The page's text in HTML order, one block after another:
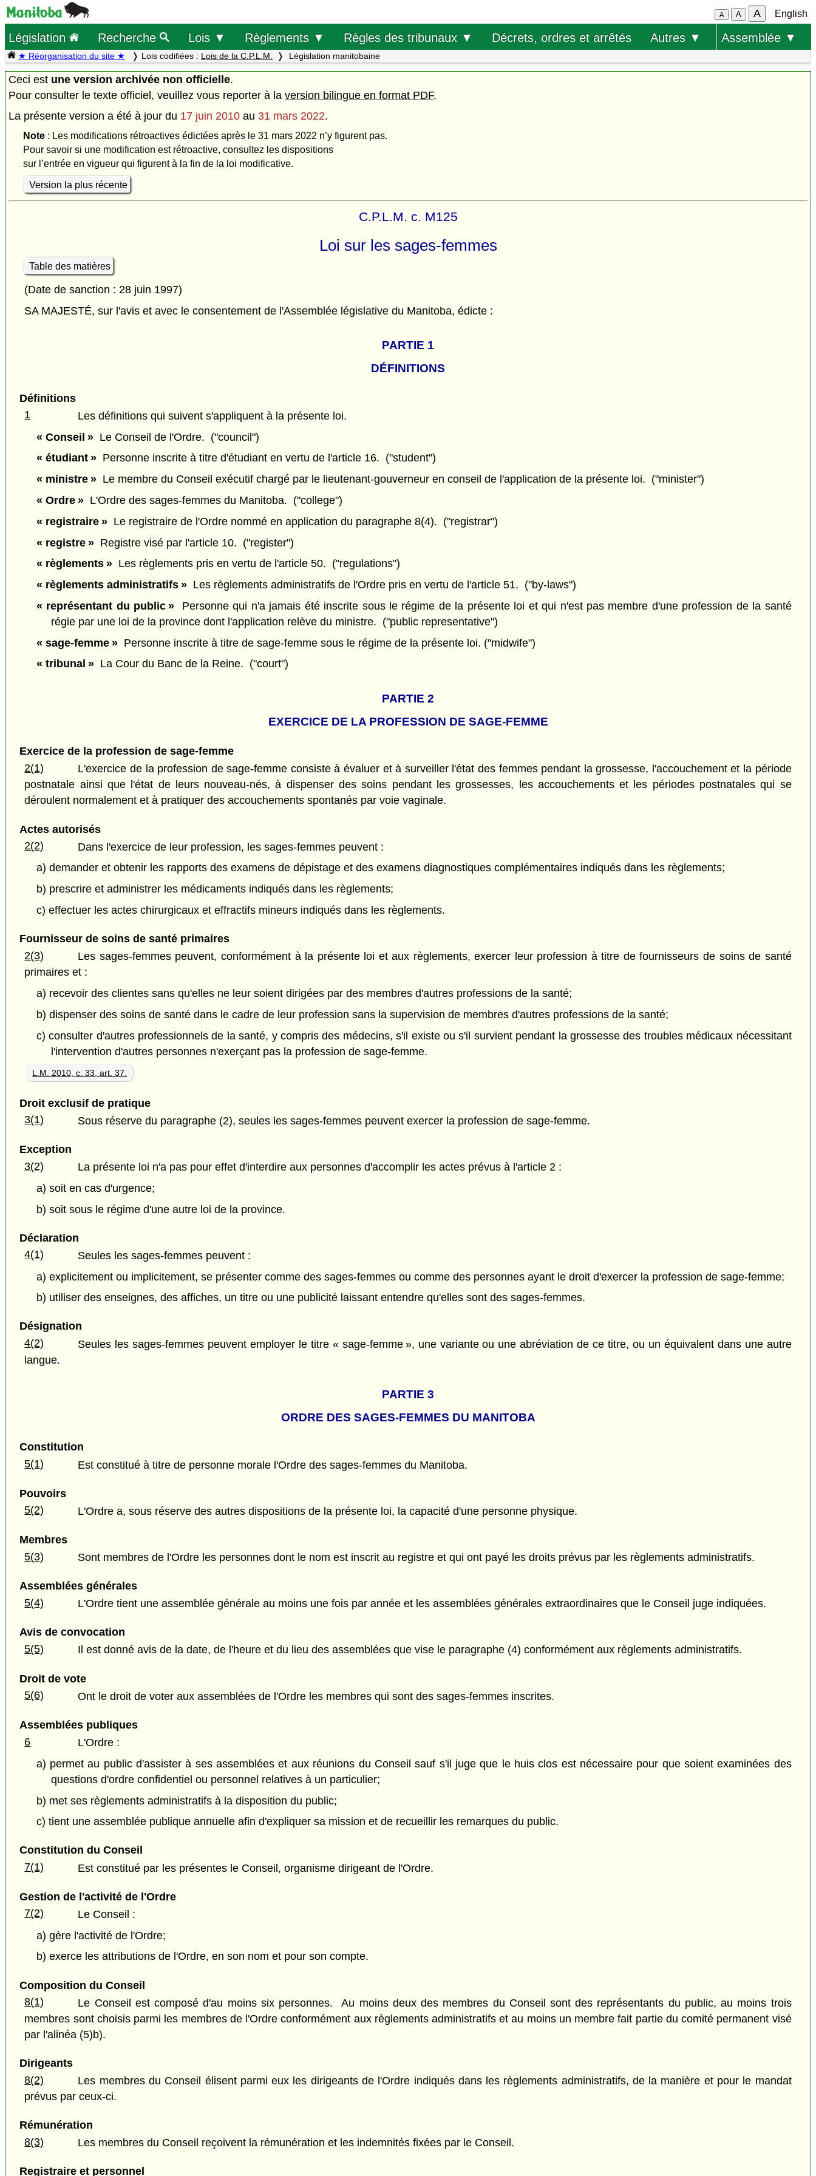
A A A English
Législation Recherche Lois ▼ Règlements ▼ Règles des tribunaux ▼ Décrets, ordres et arrêtés Autres ▼ Assemblée ▼
★ Réorganisation du site ★ Lois codifiées : Lois de la C.P.L.M. Législation manitobaine
Ceci est une version archivée non officielle.
Pour consulter le texte officiel, veuillez vous reporter à la version bilingue en format PDF.
La présente version a été à jour du 17 juin 2010 au 31 mars 2022.
Note: Les modifications rétroactives édictées après le 31 mars 2022 n’y figurent pas.
Pour savoir si une modification est rétroactive, consultez les dispositions
sur l’entrée en vigueur qui figurent à la fin de la loi modificative.
Version la plus récente
C.P.L.M. c. M125
Loi sur les sages-femmes
Table des matières
(Date de sanction : 28 juin 1997)
SA MAJESTÉ, sur l'avis et avec le consentement de l'Assemblée législative du Manitoba, édicte :
PARTIE 1
DÉFINITIONS
Définitions
1
Les définitions qui suivent s'appliquent à la présente loi.
« Conseil »Le Conseil de l'Ordre. ("council")
« étudiant »Personne inscrite à titre d'étudiant en vertu de l'article 16. ("student")
« ministre »Le membre du Conseil exécutif chargé par le lieutenant-gouverneur en conseil de l'application de la présente loi. ("minister")
« Ordre »L'Ordre des sages-femmes du Manitoba. ("college")
« registraire »Le registraire de l'Ordre nommé en application du paragraphe 8(4). ("registrar")
« registre »Registre visé par l'article 10. ("register")
« règlements »Les règlements pris en vertu de l'article 50. ("regulations")
« règlements administratifs »Les règlements administratifs de l'Ordre pris en vertu de l'article 51. ("by-laws")
« représentant du public » Personne qui n'a jamais été inscrite sous le régime de la présente loi et qui n'est pas membre d'une profession de la santé
régie par une loi de la province dont l'application relève du ministre. ("public representative")
« sage-femme »Personne inscrite à titre de sage-femme sous le régime de la présente loi. ("midwife")
« tribunal »La Cour du Banc de la Reine. ("court")
PARTIE 2
EXERCICE DE LA PROFESSION DE SAGE-FEMME
Exercice de la profession de sage-femme
2(1)
L'exercice de la profession de sage-femme consiste à évaluer et à surveiller l'état des femmes pendant la grossesse, l'accouchement et la période
postnatale ainsi que l'état de leurs nouveau-nés, à dispenser des soins pendant les grossesses, les accouchements et les périodes postnatales qui se
déroulent normalement et à pratiquer des accouchements spontanés par voie vaginale.
Actes autorisés
2(2)
Dans l'exercice de leur profession, les sages-femmes peuvent :
a) demander et obtenir les rapports des examens de dépistage et des examens diagnostiques complémentaires indiqués dans les règlements;
b) prescrire et administrer les médicaments indiqués dans les règlements;
c) effectuer les actes chirurgicaux et effractifs mineurs indiqués dans les règlements.
Fournisseur de soins de santé primaires
2(3)
Les sages-femmes peuvent, conformément à la présente loi et aux règlements, exercer leur profession à titre de fournisseurs de soins de santé
primaires et :
a) recevoir des clientes sans qu'elles ne leur soient dirigées par des membres d'autres professions de la santé;
b) dispenser des soins de santé dans le cadre de leur profession sans la supervision de membres d'autres professions de la santé;
c) consulter d'autres professionnels de la santé, y compris des médecins, s'il existe ou s'il survient pendant la grossesse des troubles médicaux nécessitant
l'intervention d'autres personnes n'exerçant pas la profession de sage-femme.
L.M. 2010, c. 33, art. 37.
Droit exclusif de pratique
3(1)
Sous réserve du paragraphe (2), seules les sages-femmes peuvent exercer la profession de sage-femme.
Exception
3(2)
La présente loi n'a pas pour effet d'interdire aux personnes d'accomplir les actes prévus à l'article 2 :
a) soit en cas d'urgence;
b) soit sous le régime d'une autre loi de la province.
Déclaration
4(1)
Seules les sages-femmes peuvent :
a) explicitement ou implicitement, se présenter comme des sages-femmes ou comme des personnes ayant le droit d'exercer la profession de sage-femme;
b) utiliser des enseignes, des affiches, un titre ou une publicité laissant entendre qu'elles sont des sages-femmes.
Désignation
4(2)
Seules les sages-femmes peuvent employer le titre « sage-femme », une variante ou une abréviation de ce titre, ou un équivalent dans une autre
langue.
PARTIE 3
ORDRE DES SAGES-FEMMES DU MANITOBA
Constitution
5(1)
Est constitué à titre de personne morale l'Ordre des sages-femmes du Manitoba.
Pouvoirs
5(2)
L'Ordre a, sous réserve des autres dispositions de la présente loi, la capacité d'une personne physique.
Membres
5(3)
Sont membres de l'Ordre les personnes dont le nom est inscrit au registre et qui ont payé les droits prévus par les règlements administratifs.
Assemblées générales
5(4)
L'Ordre tient une assemblée générale au moins une fois par année et les assemblées générales extraordinaires que le Conseil juge indiquées.
Avis de convocation
5(5)
Il est donné avis de la date, de l'heure et du lieu des assemblées que vise le paragraphe (4) conformément aux règlements administratifs.
Droit de vote
5(6)
Ont le droit de voter aux assemblées de l'Ordre les membres qui sont des sages-femmes inscrites.
Assemblées publiques
6
L'Ordre :
a) permet au public d'assister à ses assemblées et aux réunions du Conseil sauf s'il juge que le huis clos est nécessaire pour que soient examinées des
questions d'ordre confidentiel ou personnel relatives à un particulier;
b) met ses règlements administratifs à la disposition du public;
c) tient une assemblée publique annuelle afin d'expliquer sa mission et de recueillir les remarques du public.
Constitution du Conseil
7(1)
Est constitué par les présentes le Conseil, organisme dirigeant de l'Ordre.
Gestion de l'activité de l'Ordre
7(2)
Le Conseil :
a) gère l'activité de l'Ordre;
b) exerce les attributions de l'Ordre, en son nom et pour son compte.
Composition du Conseil
8(1)
Le Conseil est composé d'au moins six personnes. Au moins deux des membres du Conseil sont des représentants du public, au moins trois
membres sont choisis parmi les membres de l'Ordre conformément aux règlements administratifs et au moins un membre fait partie du comité permanent visé
par l'alinéa (5)b).
Dirigeants
8(2)
Les membres du Conseil élisent parmi eux les dirigeants de l'Ordre indiqués dans les règlements administratifs, de la manière et pour le mandat
prévus par ceux-ci.
Rémunération
8(3)
Les membres du Conseil reçoivent la rémunération et les indemnités fixées par le Conseil.
Registraire et personnel